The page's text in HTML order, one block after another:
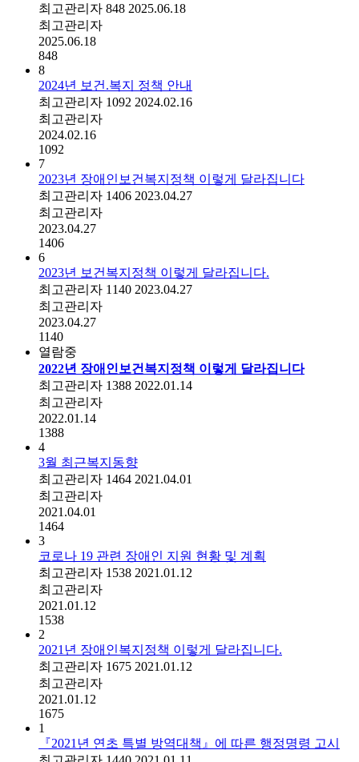
최고관리자 848 2025.06.18
최고관리자
2025.06.18
848
8
2024년 보건.복지 정책 안내
최고관리자 1092 2024.02.16
최고관리자
2024.02.16
1092
7
2023년 장애인보건복지정책 이렇게 달라집니다
최고관리자 1406 2023.04.27
최고관리자
2023.04.27
1406
6
2023년 보건복지정책 이렇게 달라집니다.
최고관리자 1140 2023.04.27
최고관리자
2023.04.27
1140
열람중
2022년 장애인보건복지정책 이렇게 달라집니다
최고관리자 1388 2022.01.14
최고관리자
2022.01.14
1388
4
3월 최근복지동향
최고관리자 1464 2021.04.01
최고관리자
2021.04.01
1464
3
코로나 19 관련 장애인 지원 현황 및 계획
최고관리자 1538 2021.01.12
최고관리자
2021.01.12
1538
2
2021년 장애인복지정책 이렇게 달라집니다.
최고관리자 1675 2021.01.12
최고관리자
2021.01.12
1675
1
『2021년 연초 특별 방역대책』에 따른 행정명령 고시